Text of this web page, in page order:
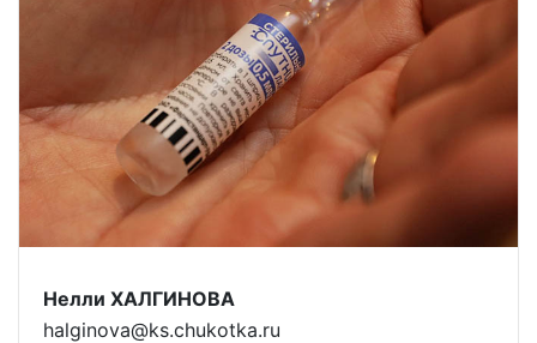
Нелли ХАЛГИНОВА
halginova@ks.chukotka.ru